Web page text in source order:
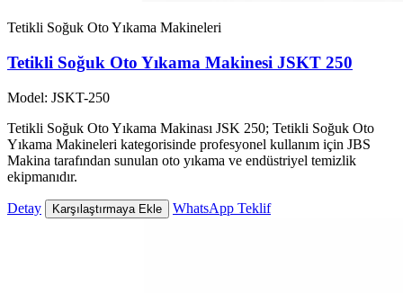
Tetikli Soğuk Oto Yıkama Makineleri
Tetikli Soğuk Oto Yıkama Makinesi JSKT 250
Model: JSKT-250
Tetikli Soğuk Oto Yıkama Makinası JSK 250; Tetikli Soğuk Oto
Yıkama Makineleri kategorisinde profesyonel kullanım için JBS
Makina tarafından sunulan oto yıkama ve endüstriyel temizlik
ekipmanıdır.
Detay Karşılaştırmaya Ekle WhatsApp Teklif